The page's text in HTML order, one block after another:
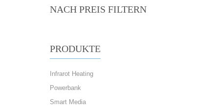
NACH PREIS FILTERN
PRODUKTE
Infrarot Heating
Powerbank
Smart Media